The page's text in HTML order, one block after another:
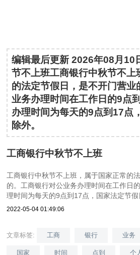
编辑最后更新 2026年08月10
节不上班工商银行中秋节不上
的法定节假日，是不开门营业
业务办理时间在工作日的9点
办理时间为每天的9点到17点
除外。
工商银行中秋节不上班
工商银行中秋节不上班，属于国家正常的
的。工商银行对公业务办理时间在工作日
理时间为每天的9点到17点，国家法定节假
2022-05-04 01:49:06
文章标签: 工商 银行 业务
国家 时间 点到 个